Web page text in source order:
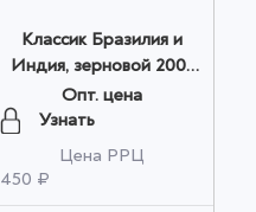
Классик Бразилия и
Индия, зерновой 200г
оптом
Опт. цена
Узнать
Цена РРЦ
450 ₽